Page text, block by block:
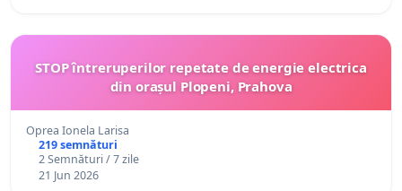
STOP întreruperilor repetate de energie electrica
din orașul Plopeni, Prahova
Oprea Ionela Larisa
219 semnături
2 Semnături / 7 zile
21 Jun 2026